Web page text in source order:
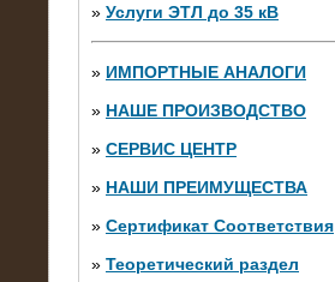
» Услуги ЭТЛ до 35 кВ
» ИМПОРТНЫЕ АНАЛОГИ
» НАШЕ ПРОИЗВОДСТВО
» СЕРВИС ЦЕНТР
» НАШИ ПРЕИМУЩЕСТВА
» Сертификат Соответствия
» Теоретический раздел